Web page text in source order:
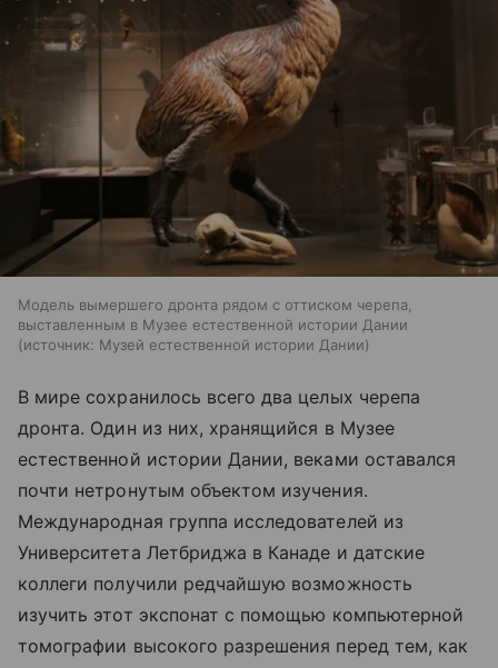
Модель вымершего дронта рядом с оттиском черепа,
выставленным в Музее естественной истории Дании
источник: Музей естественной истории Дании
В мире сохранилось всего два целых черепа
дронта. Один из них, хранящийся в Музее
естественной истории Дании, веками оставался
почти нетронутым объектом изучения.
Международная группа исследователей из
Университета Летбриджа в Канаде и датские
коллеги получили редчайшую возможность
изучить этот экспонат с помощью компьютерной
томографии высокого разрешения перед тем, как